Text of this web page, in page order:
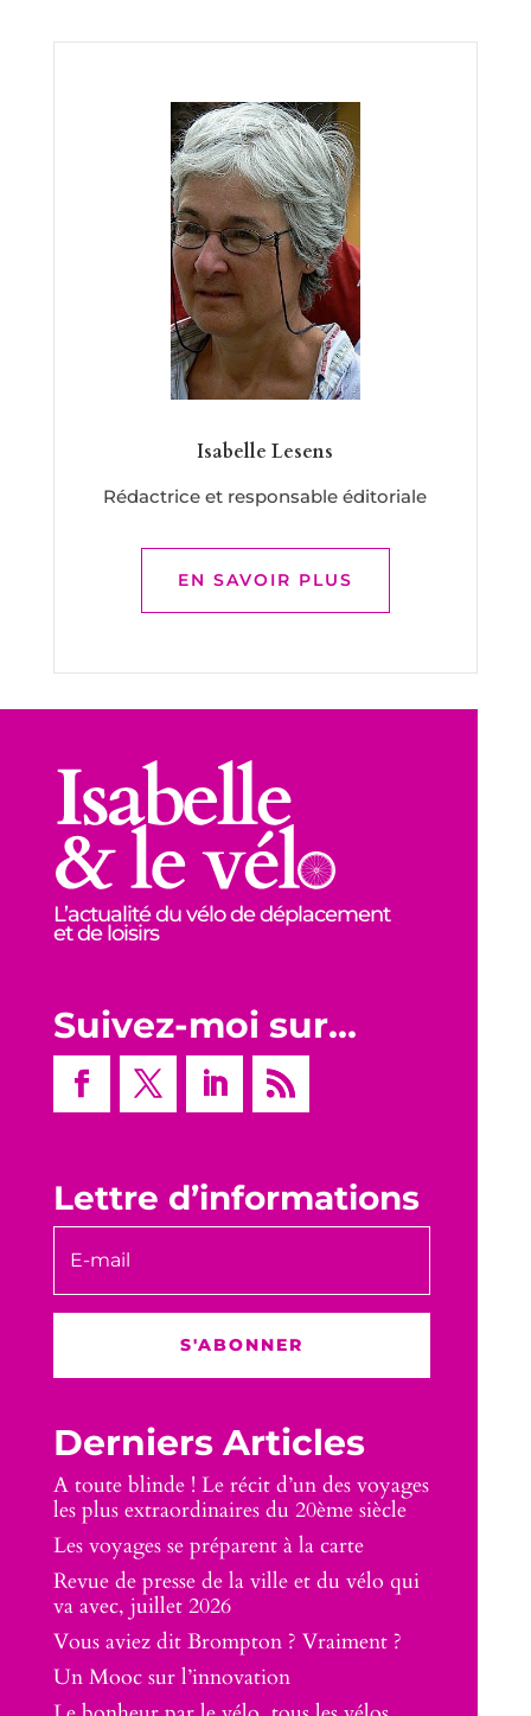
Isabelle Lesens
Rédactrice et responsable éditoriale
EN SAVOIR PLUS
L’actualité du vélo de déplacement
et de loisirs
Suivez-moi sur…
Lettre d’informations
S'ABONNER
Derniers Articles
A toute blinde ! Le récit d’un des voyages
les plus extraordinaires du 20ème siècle
Les voyages se préparent à la carte
Revue de presse de la ville et du vélo qui
va avec, juillet 2026
Vous aviez dit Brompton ? Vraiment ?
Un Mooc sur l’innovation